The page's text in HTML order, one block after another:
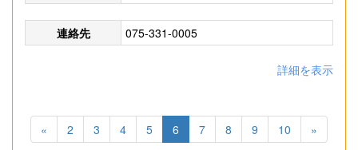
連絡先 075-331-0005
詳細を表示
« 2 3 4 5 6 7 8 9 10 »